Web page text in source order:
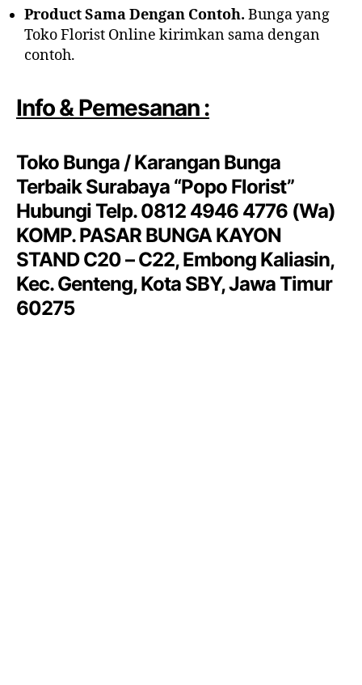
Product Sama Dengan Contoh. Bunga yang
Toko Florist Online kirimkan sama dengan
contoh.
Info & Pemesanan :
Toko Bunga / Karangan Bunga
Terbaik Surabaya “Popo Florist”
Hubungi Telp. 0812 4946 4776 (Wa)
KOMP. PASAR BUNGA KAYON
STAND C20 – C22, Embong Kaliasin,
Kec. Genteng, Kota SBY, Jawa Timur
60275